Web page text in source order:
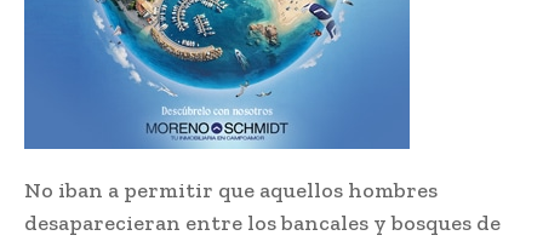
No iban a permitir que aquellos hombres
desaparecieran entre los bancales y bosques de